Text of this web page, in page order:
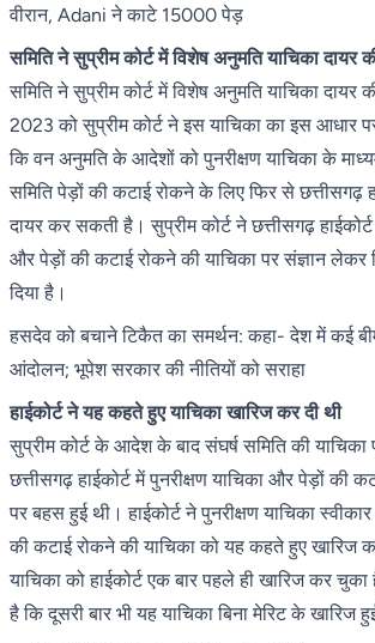
वीरान, Adani ने काटे 15000 पेड़
समिति ने सुप्रीम कोर्ट में विशेष अनुमति याचिका दायर
समिति ने सुप्रीम कोर्ट में विशेष अनुमति याचिका दायर
2023 को सुप्रीम कोर्ट ने इस याचिका का इस आधार पर
कि वन अनुमति के आदेशों को पुनरीक्षण याचिका के
समिति पेड़ों की कटाई रोकने के लिए फिर से छत्तीसगढ़
दायर कर सकती है। सुप्रीम कोर्ट ने छत्तीसगढ़ हाईकोर्ट
और पेड़ों की कटाई रोकने की याचिका पर संज्ञान लेकर
दिया है।
हसदेव को बचाने टिकैत का समर्थन: कहा- देश में कई
आंदोलन; भूपेश सरकार की नीतियों को सराहा
हाईकोर्ट ने यह कहते हुए याचिका खारिज कर दी थी
सुप्रीम कोर्ट के आदेश के बाद संघर्ष समिति की
छत्तीसगढ़ हाईकोर्ट में पुनरीक्षण याचिका और पेड़ों की
पर बहस हुई थी। हाईकोर्ट ने पुनरीक्षण याचिका
की कटाई रोकने की याचिका को यह कहते हुए खारिज
याचिका को हाईकोर्ट एक बार पहले ही खारिज कर
है कि दूसरी बार भी यह याचिका बिना मेरिट के खारिज